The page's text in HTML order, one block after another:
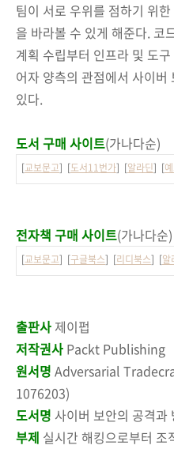
팀이 서로 우위를 점하기 위
을 바라볼 수 있게 해준다. 코
계획 수립부터 인프라 및 도
어자 양측의 관점에서 사이
있다.
도서 구매 사이트(가나다순)
[교보문고] [도서11번가] [알라딘] [
전자책 구매 사이트(가나다순)
[교보문고] [구글북스] [리디북스] [알
출판사 제이펍
저작권사 Packt Publishing
원서명 Adversarial
1076203)
도서명 사이버 보안의 공격과
부제 실시간 해킹으로부터 조